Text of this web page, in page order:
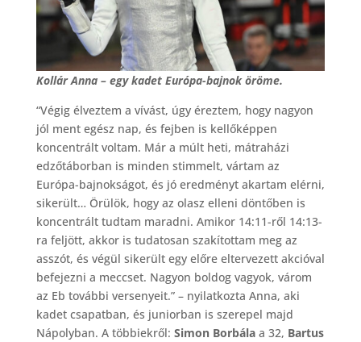
Kollár Anna – egy kadet Európa-bajnok öröme.
“Végig élveztem a vívást, úgy éreztem, hogy nagyon
jól ment egész nap, és fejben is kellőképpen
koncentrált voltam. Már a múlt heti, mátraházi
edzőtáborban is minden stimmelt, vártam az
Európa-bajnokságot, és jó eredményt akartam elérni,
sikerült… Örülök, hogy az olasz elleni döntőben is
koncentrált tudtam maradni. Amikor 14:11-ről 14:13-
ra feljött, akkor is tudatosan szakítottam meg az
asszót, és végül sikerült egy előre eltervezett akcióval
befejezni a meccset. Nagyon boldog vagyok, várom
az Eb további versenyeit.” – nyilatkozta Anna, aki
kadet csapatban, és juniorban is szerepel majd
Nápolyban. A többiekről: Simon Borbálaa 32, Bartus